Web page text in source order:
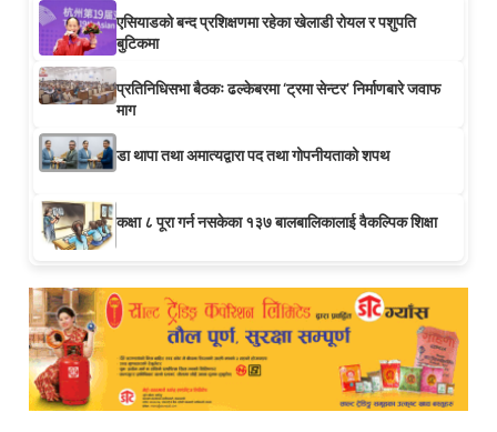
एसियाडको बन्द प्रशिक्षणमा रहेका खेलाडी रोयल र पशुपति
बुटिकमा
प्रतिनिधिसभा बैठकः ढल्केबरमा ‘ट्रमा सेन्टर’ निर्माणबारे जवाफ
माग
डा थापा तथा अमात्यद्वारा पद तथा गोपनीयताको शपथ
कक्षा ८ पूरा गर्न नसकेका १३७ बालबालिकालाई वैकल्पिक शिक्षा